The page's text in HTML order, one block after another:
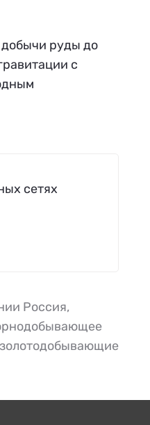
добычи руды до
с
сетях
Россия,
золотодобывающие